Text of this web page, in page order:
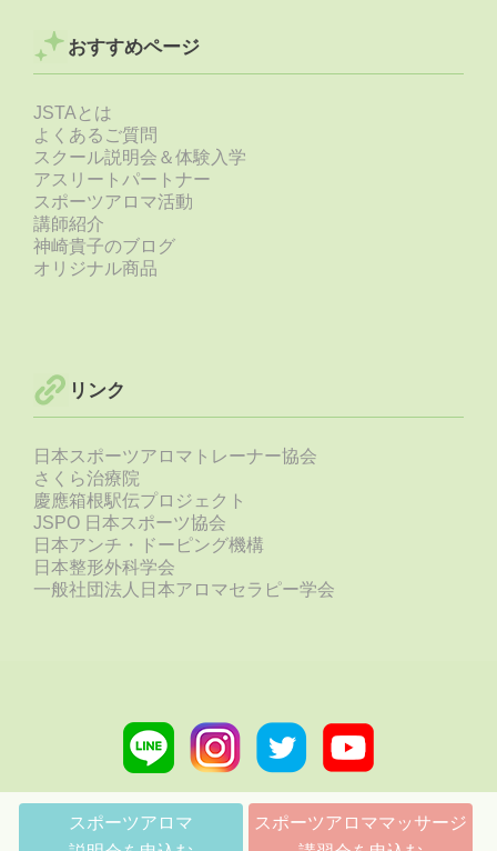
おすすめページ
JSTAとは
よくあるご質問
スクール説明会＆体験入学
アスリートパートナー
スポーツアロマ活動
講師紹介
神崎貴子のブログ
オリジナル商品
リンク
日本スポーツアロマトレーナー協会
さくら治療院
慶應箱根駅伝プロジェクト
JSPO 日本スポーツ協会
日本アンチ・ドーピング機構
日本整形外科学会
一般社団法人日本アロマセラピー学会
Line
link
Instagram
link
Twitter
link
Youtube
link
スポーツアロマ
スポーツアロママッサージ